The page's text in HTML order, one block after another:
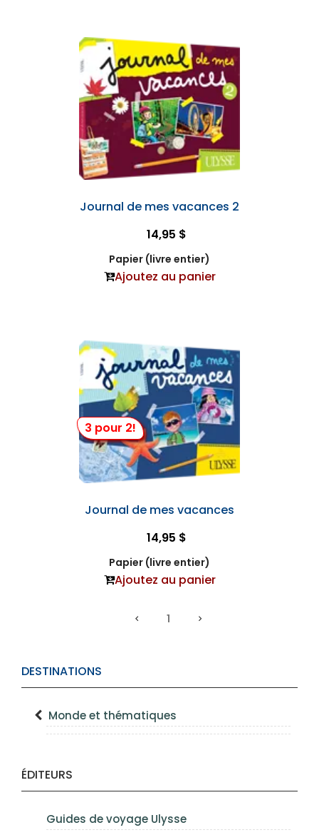
DESTINATIONS
Monde et thématiques
ÉDITEURS
Guides de voyage Ulysse
Journal de mes vacances 2
14,95 $
Papier (livre entier)
Ajoutez au panier
3 pour 2!
Journal de mes vacances
14,95 $
Papier (livre entier)
Ajoutez au panier
1